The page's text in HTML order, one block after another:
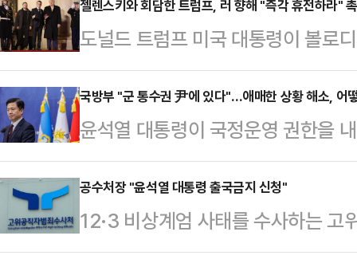
에서는 "당장 2차 탄핵 표결을 앞두
포된다면, 대통령 유고 상황이 발생
지게 될 것"…
달러 환율 상단을 1500원대까지
울외환시장에서 원·달러 환율은
주간 거래를 마감했다. 이는 종가
기록한 이후 약 2년 1개월 만에 최
출발해 상승 폭을 확대했다. 이후
젤렌스키와 회담한 트럼프, 러 향해 "즉각 휴전하라"
도널드 트럼프 미국 대통령이 볼로
담한 뒤 러시아에 우크라이나 전쟁
에 따르면 트럼프 당선인은 8일(현
통해 “우크라이나 전쟁은 절대 시
는 전쟁”이라며 “약 60만 명의 러
러면서 “젤렌스키 대통령과 우크라
어한다”며 “그들은 어처구니없이
즉각적인 휴전을 위해 지…
국방부 "군 통수권 尹에 있다"…애매한 상황 해소, 어
윤석열 대통령이 국정운영 권한을
직무배제를 강조했지만, 국군 통수
대통령에 속해 있다는 우리 군의 입
정례브리핑에서 '지금 군 통수권은
다"고 답했다.전 대변인은 '내란 수
공수처장 "윤석열 대통령 출국금지 신청"
12·3 비상계엄 사태를 수사하는 고
통령에 대한 출국금지를 법무부에